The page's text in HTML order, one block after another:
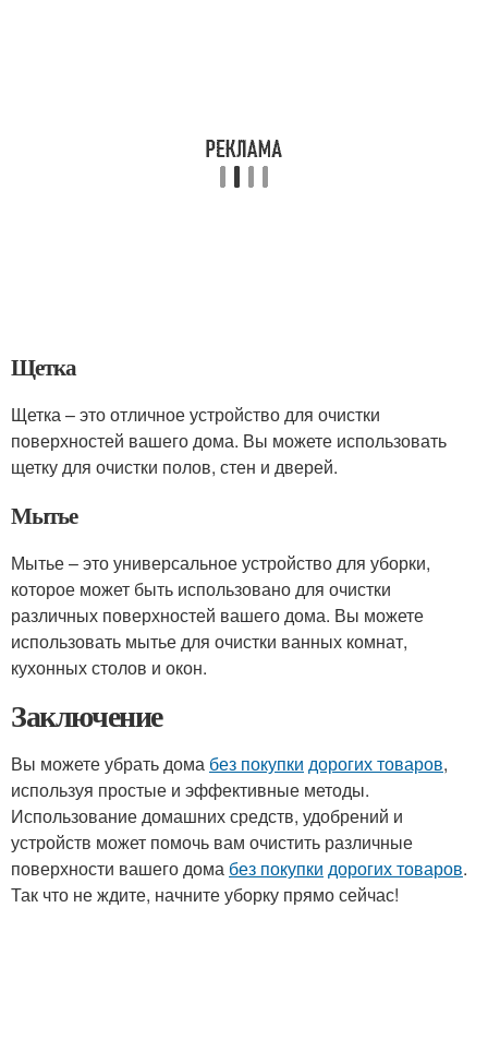
Щетка
Щетка – это отличное устройство для очистки
поверхностей вашего дома. Вы можете использовать
щетку для очистки полов, стен и дверей.
Мытье
Мытье – это универсальное устройство для уборки,
которое может быть использовано для очистки
различных поверхностей вашего дома. Вы можете
использовать мытье для очистки ванных комнат,
кухонных столов и окон.
Заключение
Вы можете убрать дома без покупки дорогих товаров,
используя простые и эффективные методы.
Использование домашних средств, удобрений и
устройств может помочь вам очистить различные
поверхности вашего дома без покупки дорогих товаров.
Так что не ждите, начните уборку прямо сейчас!